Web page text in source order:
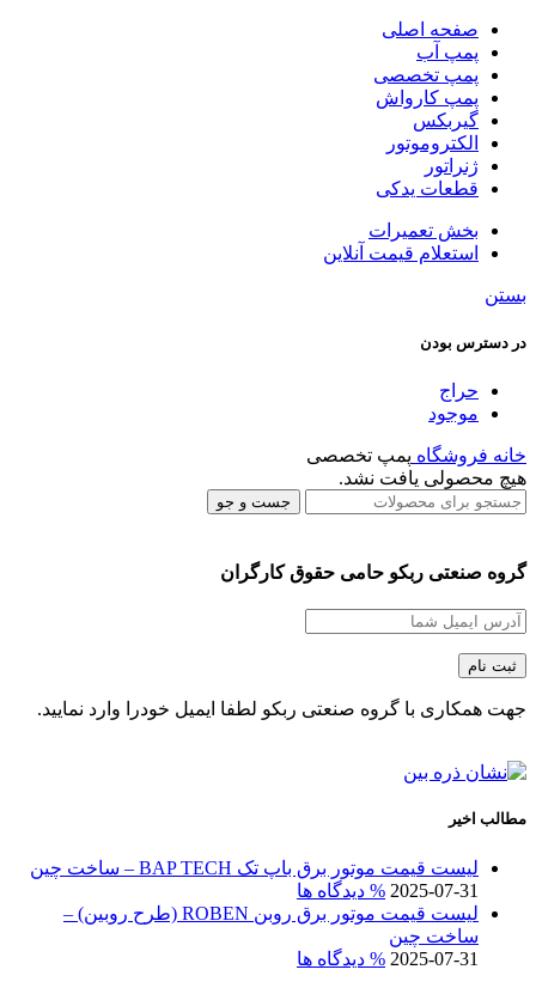
صفحه اصلی
پمپ آب
پمپ تخصصی
پمپ کارواش
گیربکس
الکتروموتور
ژنراتور
قطعات یدکی
بخش تعمیرات
استعلام قیمت آنلاین
بستن
در دسترس بودن
حراج
موجود
خانه فروشگاه پمپ تخصصی
هیچ محصولی یافت نشد.
جست و جو
گروه صنعتی ربکو حامی حقوق کارگران
جهت همکاری با گروه صنعتی ربکو لطفا ایمیل خودرا وارد نمایید.
مطالب اخیر
لیست قیمت موتور برق باپ تک BAP TECH – ساخت چین
2025-07-31 % دیدگاه ها
لیست قیمت موتور برق روبن ROBEN (طرح روبین) –
ساخت چین
2025-07-31 % دیدگاه ها